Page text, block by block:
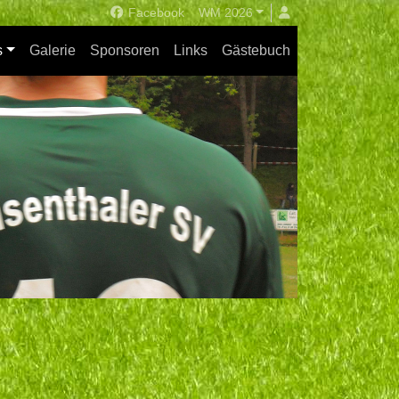
Facebook WM 2026
Galerie Sponsoren Links Gästebuch